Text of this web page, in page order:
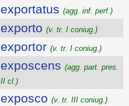
exportatus (agg. inf. perf.)
exporto (v. tr. I coniug.)
exportor (v. tr. I coniug.)
exposcens (agg. part. pres.
II cl.)
exposco (v. tr. III coniug.)